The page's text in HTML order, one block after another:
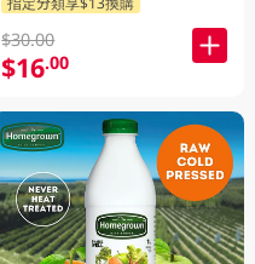
$30.00
$16.00